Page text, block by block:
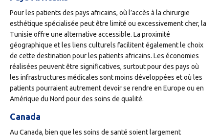
Pour les patients des pays africains, où l’accès à la chirurgie
esthétique spécialisée peut être limité ou excessivement cher, la
Tunisie offre une alternative accessible. La proximité
géographique et les liens culturels facilitent également le choix
de cette destination pour les patients africains. Les économies
réalisées peuvent être significatives, surtout pour des pays où
les infrastructures médicales sont moins développées et où les
patients pourraient autrement devoir se rendre en Europe ou en
Amérique du Nord pour des soins de qualité.
Canada
Au Canada, bien que les soins de santé soient largement